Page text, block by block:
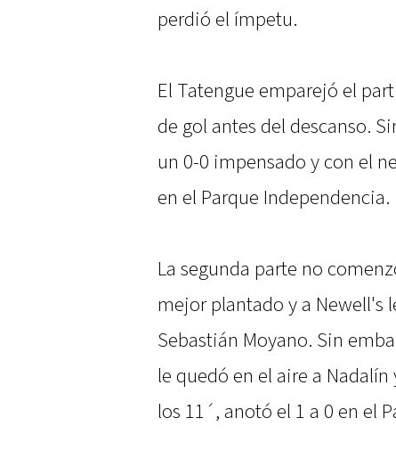
perdió el ímpetu.
El Tatengue emparejó el
de gol antes del descanso.
un 0-0 impensado y con el
en el Parque Independencia.
La segunda parte no
mejor plantado y a Newell's
Sebastián Moyano. Sin
le quedó en el aire a
los 11´, anotó el 1 a 0 en el